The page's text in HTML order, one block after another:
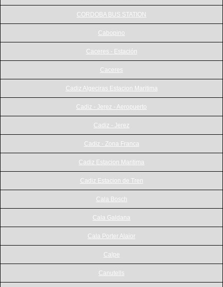
CORDOBA BUS STATION
Cabopino
Caceres - Estación
Caceres
Cadiz Algeciras Estacion Maritima
Cadiz - Jerez - Aeropuerto
Cadiz - Jerez
Cadiz - Zona Franca
Cadiz Estacion Maritima
Cadiz Estacion de Tren
Cala Bosch
Cala Galdana
Cala Porter Alaior
Calpe
Canutells